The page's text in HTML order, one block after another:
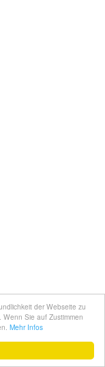
der Webseite zu
Sie auf Zustimmen
Mehr Infos